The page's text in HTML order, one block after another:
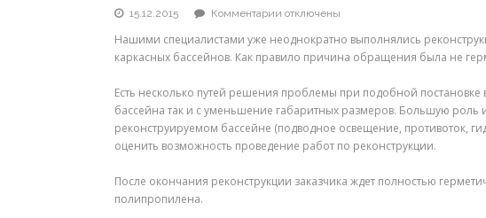
15.12.2015 Комментарии к
Реконструкция
мозаичных
пленочных
бассейнов
отключены
Нашими специалистами уже неоднократно выполнялись
каркасных бассейнов. Как правило причина обращения была не
Есть несколько путей решения проблемы при подобной
бассейна так и с уменьшение габаритных размеров. Большую
реконструируемом бассейне (подводное освещение, противоток,
оценить возможность проведение работ по реконструкции.
После окончания реконструкции заказчика ждет полностью
полипропилена.